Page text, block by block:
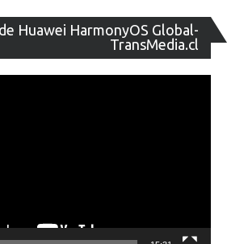
Huawei HarmonyOS Global-
TransMedia.cl
de